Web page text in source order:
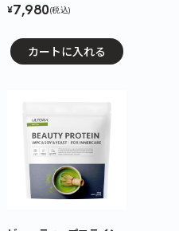
¥7,980(税込)
カートに入れる